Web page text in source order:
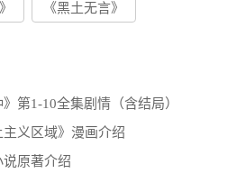
《黑土无言》
第1-10全集剧情（含结局）
义区域》漫画介绍
说原著介绍